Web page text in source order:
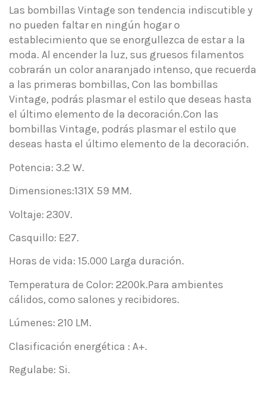
Las bombillas Vintage son tendencia indiscutible y
no pueden faltar en ningún hogar o
establecimiento que se enorgullezca de estar a la
moda. Al encender la luz, sus gruesos filamentos
cobrarán un color anaranjado intenso, que recuerda
a las primeras bombillas, Con las bombillas
Vintage, podrás plasmar el estilo que deseas hasta
el último elemento de la decoración.Con las
bombillas Vintage, podrás plasmar el estilo que
deseas hasta el último elemento de la decoración.
Potencia: 3.2 W.
Dimensiones:131X 59 MM.
Voltaje: 230V.
Casquillo: E27.
Horas de vida: 15.000 Larga duración.
Temperatura de Color: 2200k.Para ambientes
cálidos, como salones y recibidores.
Lúmenes: 210 LM.
Clasificación energética : A+.
Regulabe: Si.